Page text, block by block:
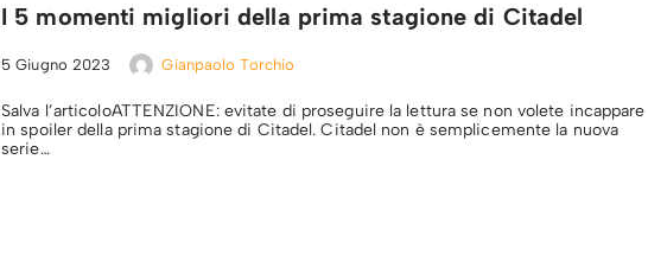
I 5 momenti migliori della prima stagione di Citadel
5 Giugno 2023 Gianpaolo Torchio
Salva l’articoloATTENZIONE: evitate di proseguire la lettura se non volete incappare
in spoiler della prima stagione di Citadel. Citadel non è semplicemente la nuova
serie…